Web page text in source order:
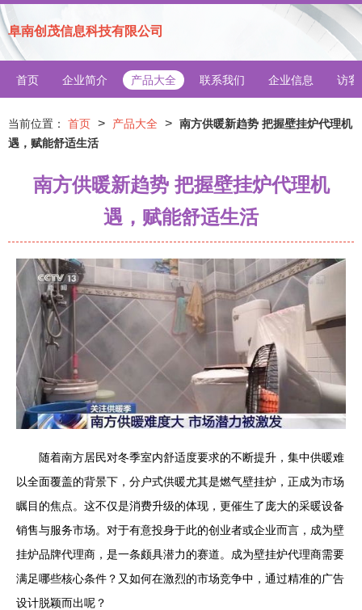
阜南创茂信息科技有限公司
首页 企业简介 产品大全 联系我们 企业信息 访客
当前位置： 首页 > 产品大全 > 南方供暖新趋势 把握壁挂炉代理机
遇，赋能舒适生活
南方供暖新趋势 把握壁挂炉代理机
遇，赋能舒适生活
随着南方居民对冬季室内舒适度要求的不断提升，集中供暖难
以全面覆盖的背景下，分户式供暖尤其是燃气壁挂炉，正成为市场
瞩目的焦点。这不仅是消费升级的体现，更催生了庞大的采暖设备
销售与服务市场。对于有意投身于此的创业者或企业而言，成为壁
挂炉品牌代理商，是一条颇具潜力的赛道。成为壁挂炉代理商需要
满足哪些核心条件？又如何在激烈的市场竞争中，通过精准的广告
设计脱颖而出呢？